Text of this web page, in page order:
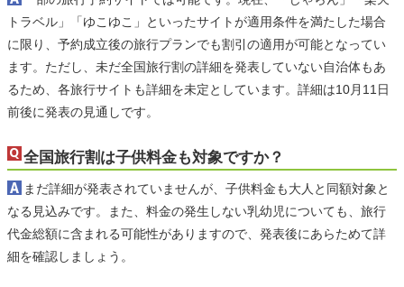
トラベル」「ゆこゆこ」といったサイトが適用条件を満たした場合
に限り、予約成立後の旅行プランでも割引の適用が可能となってい
ます。ただし、未だ全国旅行割の詳細を発表していない自治体もあ
るため、各旅行サイトも詳細を未定としています。詳細は10月11日
前後に発表の見通しです。
全国旅行割は子供料金も対象ですか？
まだ詳細が発表されていませんが、子供料金も大人と同額対象と
なる見込みです。また、料金の発生しない乳幼児についても、旅行
代金総額に含まれる可能性がありますので、発表後にあらためて詳
細を確認しましょう。